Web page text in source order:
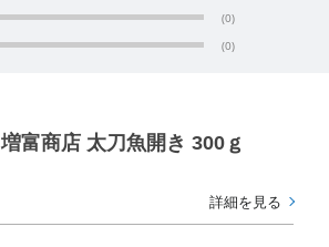
(0)
(0)
増富商店 太刀魚開き 300ｇ
詳細を見る